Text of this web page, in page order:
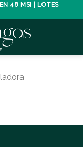
48 MSI | LOTES